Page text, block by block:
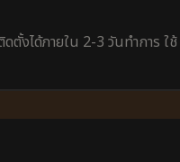
ตั้งได้ภายใน 2-3 วันทำการ ใช้